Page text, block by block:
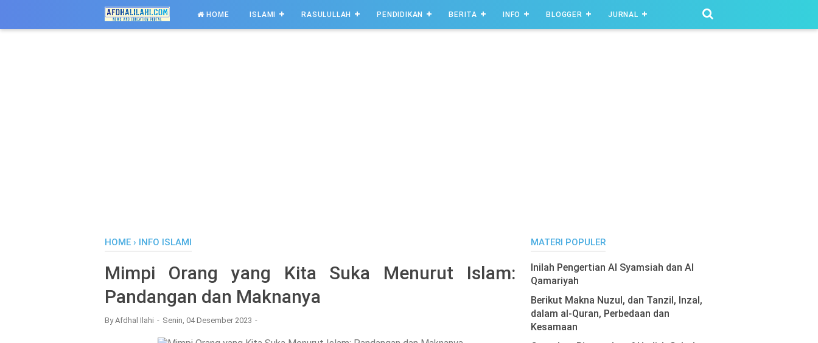
HOME ISLAMI RASULULLAH PENDIDIKAN BERITA INFO BLOGGER JURNAL
HOME › INFO ISLAMI
Mimpi Orang yang Kita Suka Menurut Islam:
Pandangan dan Maknanya
ByAfdhal Ilahi Senin, 04 Desember 2023
MATERI POPULER
Inilah Pengertian Al Syamsiah dan Al
Qamariyah
Berikut Makna Nuzul, dan Tanzil, Inzal,
dalam al-Quran, Perbedaan dan
Kesamaan